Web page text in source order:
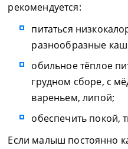
рекомендуется:
питаться
разнообразные
обильное тёплое
грудном сборе, с
вареньем, липой;
обеспечить покой,
Если малыш постоянно